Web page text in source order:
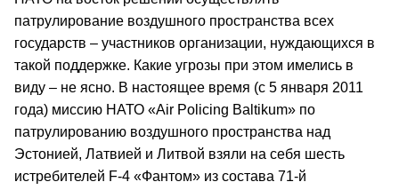
патрулирование воздушного пространства всех
государств – участников организации, нуждающихся в
такой поддержке. Какие угрозы при этом имелись в
виду – не ясно. В настоящее время (с 5 января 2011
года) миссию НАТО «Air Policing Baltikum» по
патрулированию воздушного пространства над
Эстонией, Латвией и Литвой взяли на себя шесть
истребителей F-4 «Фантом» из состава 71-й